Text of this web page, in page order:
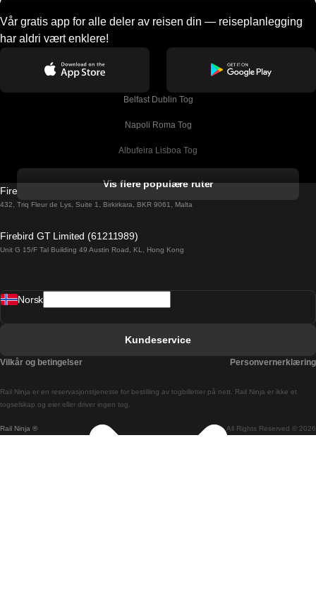
Vår gratis app for alle deler av reisen din — reiseplanlegging
har aldri vært enklere!
Belfast Dublin Tog
Napoli Roma Tog
Albufeira Lisboa Tog
Barcelona Madrid Tog
Barcelona Sevilla Tog
Budapest Prague Tog
Vis flere populære ruter
Firebird GT Limited (OC 1451)
432, Triq Fleur de Lys, Suite 1, Birkirkara, BKR 9061, Malta
Firebird GT Limited (61211989)
Unit G 15/F Tal Building 49 Austin Road, KL, Hong Kong
Rail Ninja ® All Rights Reserved © 2026
Rail Ninja er en reservasjons­tjeneste for bestilling av togbilletter på nett. Rail Ninja er ikke et
togselskap og eier eller driver ingen tog.
Norsk
Kundeservice
Vilkår og betingelser Personvernerklæring